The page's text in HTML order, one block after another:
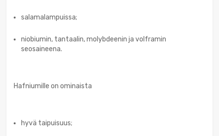
salamalampuissa;
niobiumin, tantaalin, molybdeenin ja volframin
seosaineena.
Hafniumille on ominaista
hyvä taipuisuus;